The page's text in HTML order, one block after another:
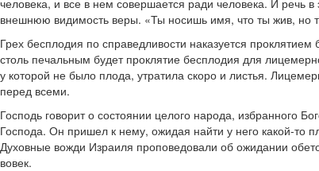
внешнюю видимость веры. «Ты носишь имя, что ты жив, но
Грех бесплодия по справедливости наказуется
столь печальным будет проклятие бесплодия для
у которой не было плода, утратила скоро и листья.
перед всеми.
Господь говорит о состоянии целого народа, избранного
Господа. Он пришел к нему, ожидая найти у него какой-то
Духовные вожди Израиля проповедовали об ожидании
вовек.